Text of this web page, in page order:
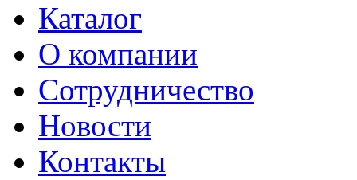
Каталог
О компании
Сотрудничество
Новости
Контакты